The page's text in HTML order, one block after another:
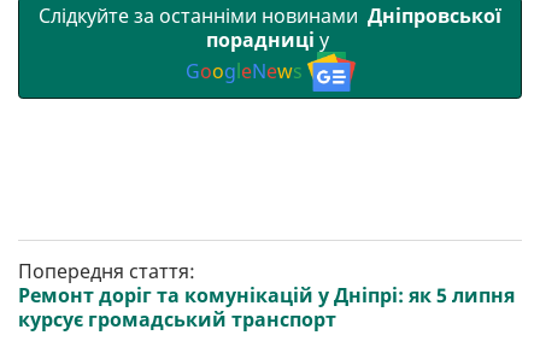
Слідкуйте за останніми новинами Дніпровської
порадниці у
GoogleNews
Попередня стаття:
Ремонт доріг та комунікацій у Дніпрі: як 5 липня
курсує громадський транспорт